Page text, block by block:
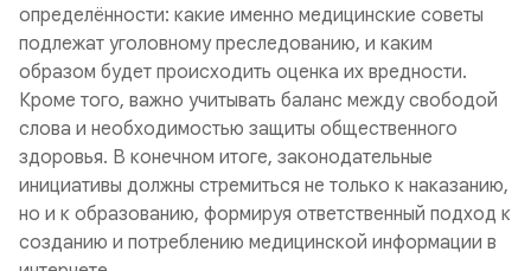
определённости: какие именно медицинские советы
подлежат уголовному преследованию, и каким
образом будет происходить оценка их вредности.
Кроме того, важно учитывать баланс между свободой
слова и необходимостью защиты общественного
здоровья. В конечном итоге, законодательные
инициативы должны стремиться не только к наказанию,
но и к образованию, формируя ответственный подход к
созданию и потреблению медицинской информации в